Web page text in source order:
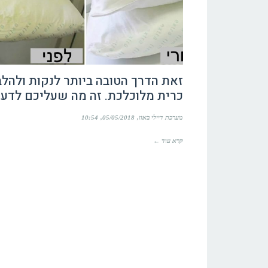
זאת הדרך הטובה ביותר לנקות
כרית מלוכלכת. זה מה שעליכם
מערכת דיילי באזז 05/05/2018
10:54
קרא עוד ←